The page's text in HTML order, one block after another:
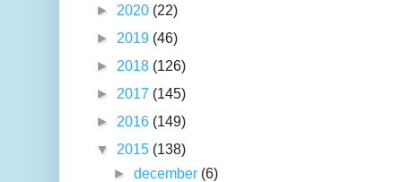
► 2020 (22)
► 2019 (46)
► 2018 (126)
► 2017 (145)
► 2016 (149)
▼ 2015 (138)
►december (6)